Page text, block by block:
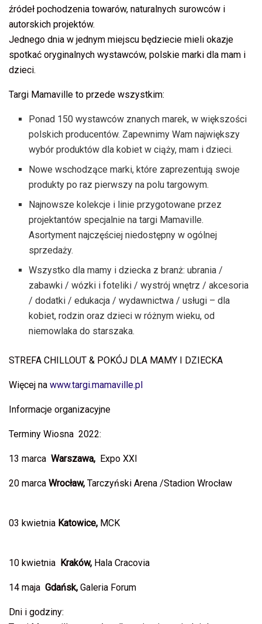
źródeł pochodzenia towarów, naturalnych surowców i
autorskich projektów.
Jednego dnia w jednym miejscu będziecie mieli okazje
spotkać oryginalnych wystawców, polskie marki dla mam i
dzieci.
Targi Mamaville to przede wszystkim:
Ponad 150 wystawców znanych marek, w większości
polskich producentów. Zapewnimy Wam największy
wybór produktów dla kobiet w ciąży, mam i dzieci.
Nowe wschodzące marki, które zaprezentują swoje
produkty po raz pierwszy na polu targowym.
Najnowsze kolekcje i linie przygotowane przez
projektantów specjalnie na targi Mamaville.
Asortyment najczęściej niedostępny w ogólnej
sprzedaży.
Wszystko dla mamy i dziecka z branż: ubrania /
zabawki / wózki i foteliki / wystrój wnętrz / akcesoria
/ dodatki / edukacja / wydawnictwa / usługi – dla
kobiet, rodzin oraz dzieci w różnym wieku, od
niemowlaka do starszaka.
STREFA CHILLOUT & POKÓJ DLA MAMY I DZIECKA
Więcej na www.targi.mamaville.pl
Informacje organizacyjne
Terminy Wiosna 2022:
13 marca Warszawa, Expo XXI
20 marca Wrocław, Tarczyński Arena /Stadion Wrocław
03 kwietnia Katowice, MCK
10 kwietnia Kraków, Hala Cracovia
14 maja Gdańsk, Galeria Forum
Dni i godziny: